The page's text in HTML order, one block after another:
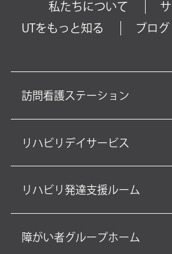
私たちについて
UTをもっと知る
ブログ
訪問看護ステーション
リハビリデイサービス
リハビリ発達支援ルーム
障がい者グループホーム